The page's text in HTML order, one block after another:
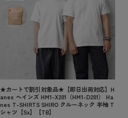
★カートで割引対象品★【即日出荷対応】H
anes ヘインズ HM1-X201（HM1-D201） Ha
nes T-SHIRTS SHIRO クルーネック 半袖 T
シャツ【Sx】【TB】